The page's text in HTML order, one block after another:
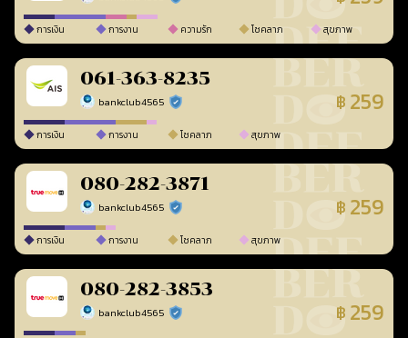
การเงิน การงาน ความรัก โชคลาภ สุขภาพ
061-363-8235
bankclub4565 ร้านยืนยันแล้ว ฿ 259
การเงิน การงาน โชคลาภ สุขภาพ
080-282-3871
bankclub4565 ร้านยืนยันแล้ว ฿ 259
การเงิน การงาน โชคลาภ สุขภาพ
080-282-3853
bankclub4565 ร้านยืนยันแล้ว ฿ 259